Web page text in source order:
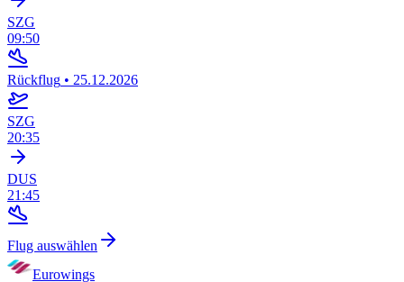
SZG
09:50
Rückflug • 25.12.2026
SZG
20:35
DUS
21:45
Flug auswählen
Eurowings